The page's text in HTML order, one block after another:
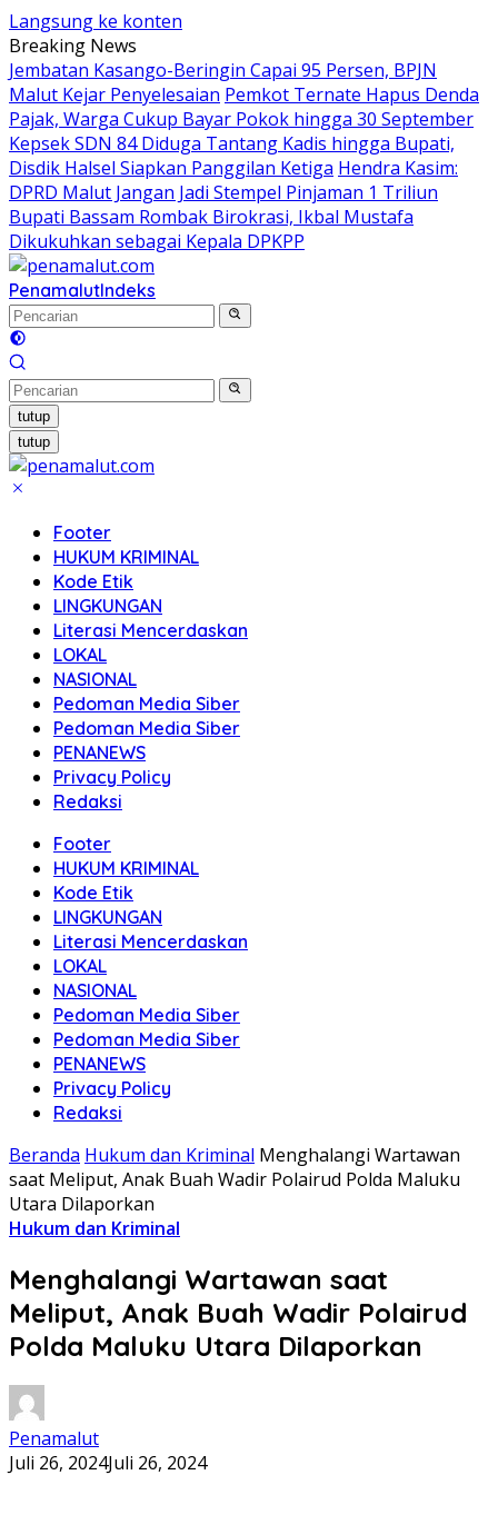
Langsung ke konten
Breaking News
Jembatan Kasango-Beringin Capai 95 Persen, BPJN
Malut Kejar Penyelesaian Pemkot Ternate Hapus Denda
Pajak, Warga Cukup Bayar Pokok hingga 30 September
Kepsek SDN 84 Diduga Tantang Kadis hingga Bupati,
Disdik Halsel Siapkan Panggilan Ketiga Hendra Kasim:
DPRD Malut Jangan Jadi Stempel Pinjaman 1 Triliun
Bupati Bassam Rombak Birokrasi, Ikbal Mustafa
Dikukuhkan sebagai Kepala DPKPP
PenamalutIndeks
tutup
tutup
Footer
HUKUM KRIMINAL
Kode Etik
LINGKUNGAN
Literasi Mencerdaskan
LOKAL
NASIONAL
Pedoman Media Siber
Pedoman Media Siber
PENANEWS
Privacy Policy
Redaksi
Footer
HUKUM KRIMINAL
Kode Etik
LINGKUNGAN
Literasi Mencerdaskan
LOKAL
NASIONAL
Pedoman Media Siber
Pedoman Media Siber
PENANEWS
Privacy Policy
Redaksi
Beranda Hukum dan Kriminal Menghalangi Wartawan
saat Meliput, Anak Buah Wadir Polairud Polda Maluku
Utara Dilaporkan
Hukum dan Kriminal
Menghalangi Wartawan saat
Meliput, Anak Buah Wadir Polairud
Polda Maluku Utara Dilaporkan
Penamalut
Juli 26, 2024Juli 26, 2024